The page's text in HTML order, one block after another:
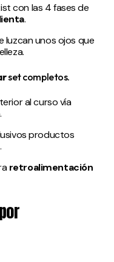
con las 4 fases de
.
luzcan unos ojos que
set completos.
al curso vía
productos
retroalimentación